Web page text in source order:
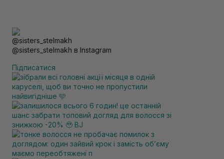
@sisters_stelmakh в Instagram
Підписатися